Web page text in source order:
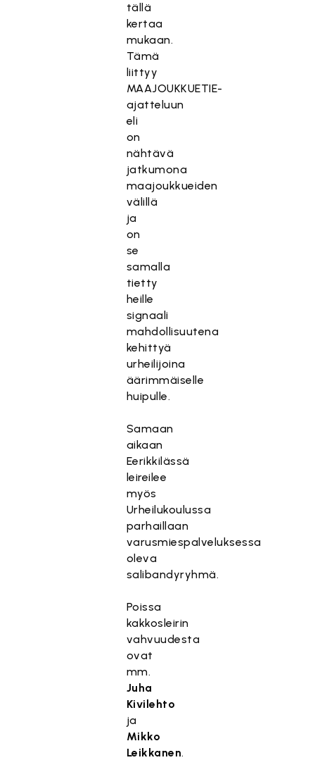
tällä
kertaa
mukaan.
Tämä
liittyy
MAAJOUKKUETIE-
ajatteluun
eli
on
nähtävä
jatkumona
maajoukkueiden
välillä
ja
on
se
samalla
tietty
heille
signaali
mahdollisuutena
kehittyä
urheilijoina
äärimmäiselle
huipulle.
Samaan
aikaan
Eerikkilässä
leireilee
myös
Urheilukoulussa
parhaillaan
varusmiespalveluksessa
oleva
salibandyryhmä.
Poissa
kakkosleirin
vahvuudesta
ovat
mm.
Juha
Kivilehto
ja
Mikko
Leikkanen.